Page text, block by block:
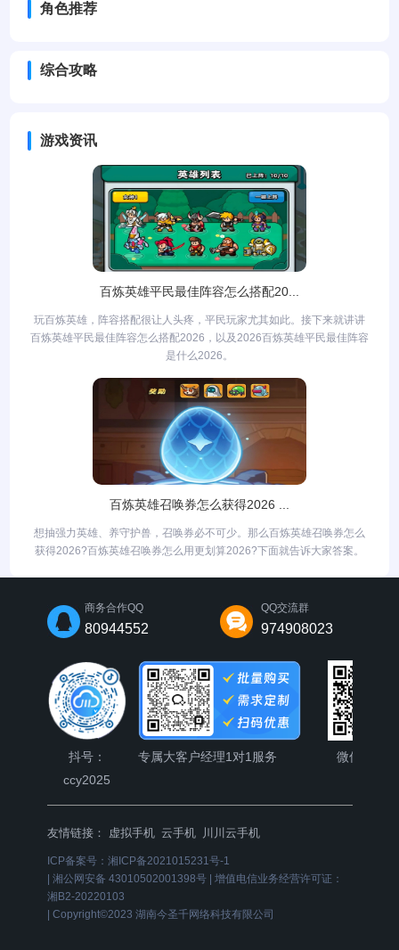
角色推荐
综合攻略
游戏资讯
百炼英雄平民最佳阵容怎么搭配20...
玩百炼英雄，阵容搭配很让人头疼，平民玩家尤其如此。接下来就讲讲
百炼英雄平民最佳阵容怎么搭配2026，以及2026百炼英雄平民最佳阵容
是什么2026。
百炼英雄召唤券怎么获得2026 ...
想抽强力英雄、养守护兽，召唤券必不可少。那么百炼英雄召唤券怎么
获得2026?百炼英雄召唤券怎么用更划算2026?下面就告诉大家答案。
商务合作QQ
80944552
QQ交流群
974908023
抖号：
ccy2025
专属大客户经理1对1服务 微信公众号
友情链接： 虚拟手机 云手机 川川云手机
ICP备案号： 湘ICP备2021015231号-1
湘公网安备 43010502001398号| 增值电信业务经营许可证：
湘B2-20220103
Copyright©2023 湖南今圣千网络科技有限公司